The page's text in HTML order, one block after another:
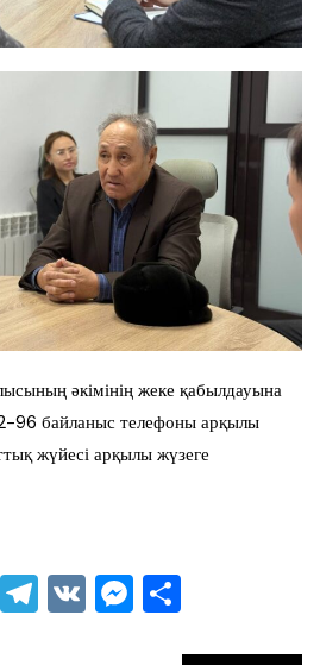
әкімінің жеке қабылдауына
байланыс телефоны арқылы
жүйесі арқылы жүзеге
W T V M